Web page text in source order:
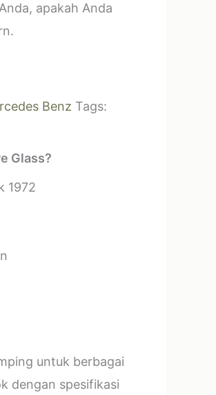
apakah Anda
Benz Tags:
Glass?
1972
untuk berbagai
dengan spesifikasi